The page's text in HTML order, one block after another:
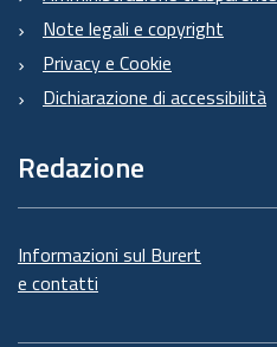
Note legali e copyright
Privacy e Cookie
Dichiarazione di accessibilità
Redazione
Informazioni sul Burert
e contatti